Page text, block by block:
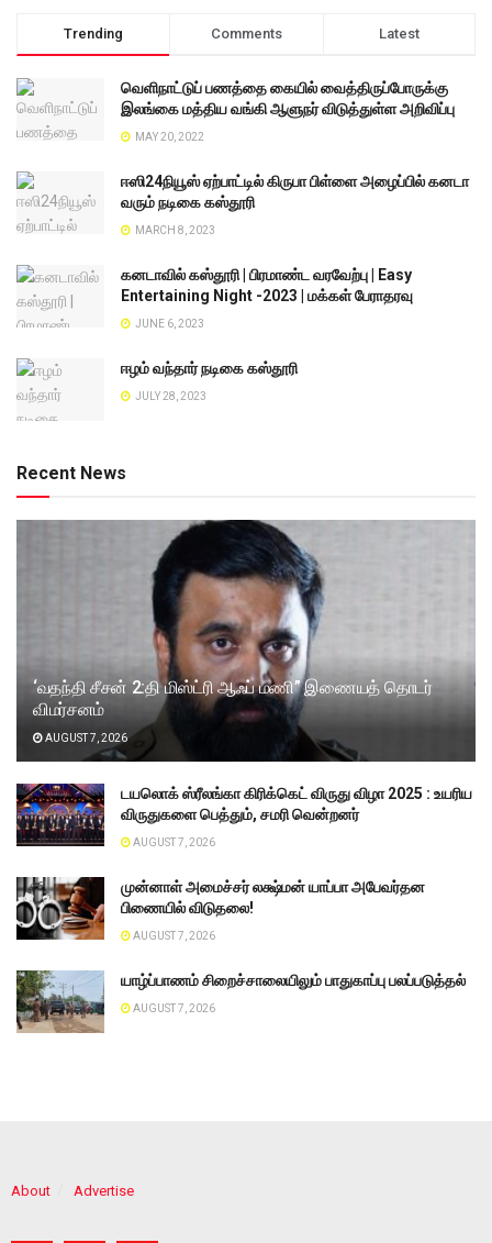
Trending Comments Latest
வெளிநாட்டுப் பணத்தை கையில் வைத்திருப்போருக்கு
இலங்கை மத்திய வங்கி ஆளுநர் விடுத்துள்ள அறிவிப்பு
MAY 20, 2022
ஈஸி24நியூஸ் ஏற்பாட்டில் கிருபா பிள்ளை அழைப்பில் கனடா
வரும் நடிகை கஸ்தூரி
MARCH 8, 2023
கனடாவில் கஸ்தூரி | பிரமாண்ட வரவேற்பு | Easy
Entertaining Night -2023 | மக்கள் பேராதரவு
JUNE 6, 2023
ஈழம் வந்தார் நடிகை கஸ்தூரி
JULY 28, 2023
Recent News
‘வதந்தி சீசன் 2:தி மிஸ்ட்ரி ஆஃப் மணி” இணையத் தொடர்
விமர்சனம்
AUGUST 7, 2026
டயலொக் ஸ்ரீலங்கா கிரிக்கெட் விருது விழா 2025 : உயரிய
விருதுகளை பெத்தும், சமரி வென்றனர்
AUGUST 7, 2026
முன்னாள் அமைச்சர் லக்ஷ்மன் யாப்பா அபேவர்தன
பிணையில் விடுதலை!
AUGUST 7, 2026
யாழ்ப்பாணம் சிறைச்சாலையிலும் பாதுகாப்பு பலப்படுத்தல்
AUGUST 7, 2026
About Advertise